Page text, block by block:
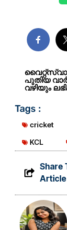
പുതിയ
വഴിയും
Tags :
cricket
KCL
Share
Article